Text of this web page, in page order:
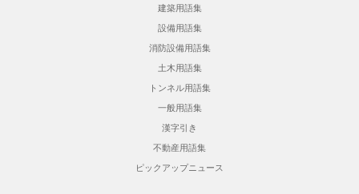
建築用語集
設備用語集
消防設備用語集
土木用語集
トンネル用語集
一般用語集
漢字引き
不動産用語集
ピックアップニュース